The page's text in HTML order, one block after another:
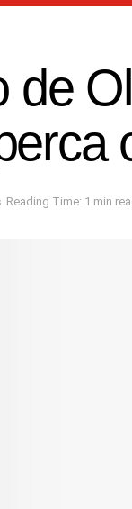
de
Reading Time: 1 min